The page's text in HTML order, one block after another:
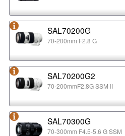
SAL70200G
70-200mm F2.8 G
SAL70200G2
70-200mmF2.8G SSM II
SAL70300G
70-300mm F4.5-5.6 G SSM